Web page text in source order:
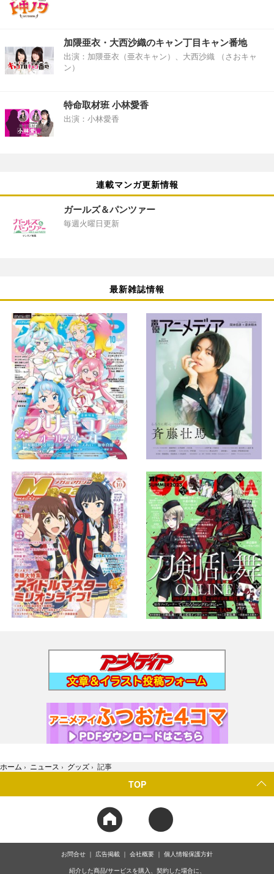
加隈亜衣・大西沙織のキャン丁目キャン番地
出演：加隈亜衣（亜衣キャン）、大西沙織 （さおキャ
ン）
特命取材班 小林愛香
出演：小林愛香
連載マンガ更新情報
ガールズ＆パンツァー
毎週火曜日更新
最新雑誌情報
ホーム › ニュース › グッズ › 記事
TOP
お問合せ 広告掲載 会社概要 個人情報保護方針
紹介した商品/サービスを購入、契約した場合に、